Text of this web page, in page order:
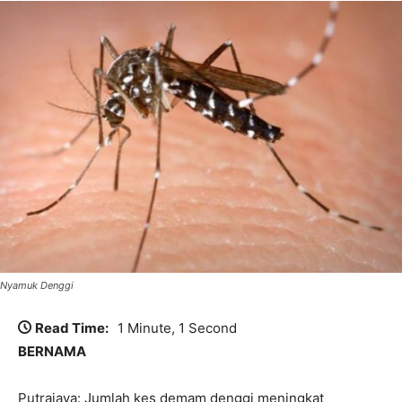
Nyamuk Denggi
Read Time: 1 Minute, 1 Second
BERNAMA
Putrajaya: Jumlah kes demam denggi meningkat